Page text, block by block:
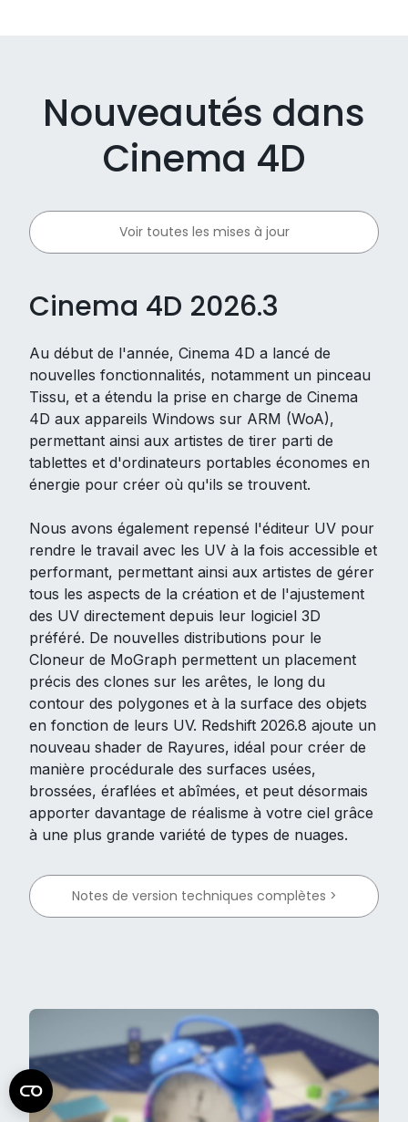
Nouveautés dans
Cinema 4D
Voir toutes les mises à jour
Cinema 4D 2026.3
Au début de l'année, Cinema 4D a lancé de
nouvelles fonctionnalités, notamment un pinceau
Tissu, et a étendu la prise en charge de Cinema
4D aux appareils Windows sur ARM (WoA),
permettant ainsi aux artistes de tirer parti de
tablettes et d'ordinateurs portables économes en
énergie pour créer où qu'ils se trouvent.
Nous avons également repensé l'éditeur UV pour
rendre le travail avec les UV à la fois accessible et
performant, permettant ainsi aux artistes de gérer
tous les aspects de la création et de l'ajustement
des UV directement depuis leur logiciel 3D
préféré. De nouvelles distributions pour le
Cloneur de MoGraph permettent un placement
précis des clones sur les arêtes, le long du
contour des polygones et à la surface des objets
en fonction de leurs UV. Redshift 2026.8 ajoute un
nouveau shader de Rayures, idéal pour créer de
manière procédurale des surfaces usées,
brossées, éraflées et abîmées, et peut désormais
apporter davantage de réalisme à votre ciel grâce
à une plus grande variété de types de nuages.
Notes de version techniques complètes >